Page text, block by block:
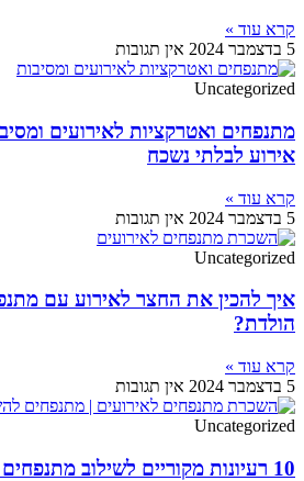
קרא עוד »
5 בדצמבר 2024
אין תגובות
Uncategorized
מתנפחים ואטרקציות לאירועים
אירוע לבלתי נשכח
קרא עוד »
5 בדצמבר 2024
אין תגובות
Uncategorized
איך להכין את החצר לאירוע עם
הולדת?
קרא עוד »
5 בדצמבר 2024
אין תגובות
Uncategorized
10 רעיונות מקוריים לשילוב